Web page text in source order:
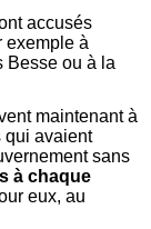
accusés
exemple à
Besse ou à la
maintenant à
qui avaient
sans
à chaque
eux, au